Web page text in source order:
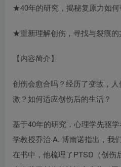
★40年的研究，揭秘复原力如
★重新理解创伤，寻找与裂痕的
【内容简介】
创伤会愈合吗？经历了变故，
激？如何适应创伤后的生活？
基于40年的研究，心理学先驱
学教授乔治·A. 博南诺指出，我
在书中，他梳理了PTSD（创伤